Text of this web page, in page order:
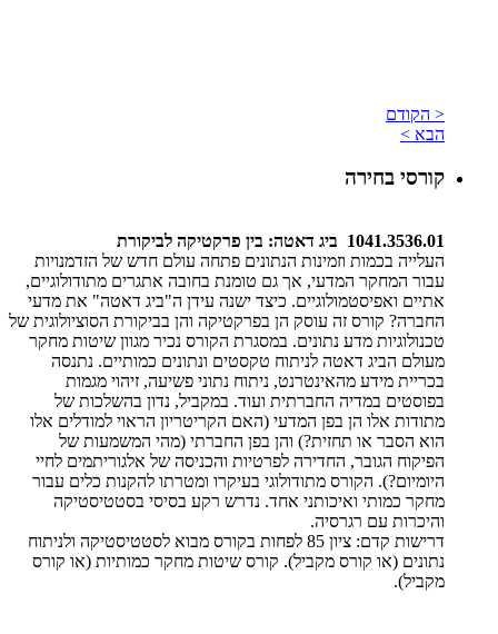
< הקודם
הבא >
קורסי בחירה
1041.3536.01 ביג דאטה: בין פרקטיקה לביקורת
העלייה בכמות וזמינות הנתונים פתחה עולם חדש של הזדמנויות
עבור המחקר המדעי, אך גם טומנת בחובה אתגרים מתודולוגיים,
אתיים ואפיסטמולוגיים. כיצד ישנה עידן ה"ביג דאטה" את מדעי
החברה? קורס זה עוסק הן בפרקטיקה והן בביקורת הסוציולוגית של
טכנולוגיות מדע נתונים. במסגרת הקורס נכיר מגוון שיטות מחקר
מעולם הביג דאטה לניתוח טקסטים ונתונים כמותיים. נתנסה
בכריית מידע מהאינטרנט, ניתוח נתוני פשיעה, זיהוי מגמות
בפוסטים במדיה החברתית ועוד. במקביל, נדון בהשלכות של
מתודות אלו הן בפן המדעי (האם הקריטריון הראוי למודלים אלו
הוא הסבר או תחזית?) והן בפן החברתי (מהי המשמעות של
הפיקוח הגובר, החדירה לפרטיות והכניסה של אלגוריתמים לחיי
היומיום?). הקורס מתודולוגי בעיקרו ומטרתו להקנות כלים עבור
מחקר כמותי ואיכותני אחד. נדרש רקע בסיסי בסטטיסטיקה
והיכרות עם רגרסיה.
​דרישות קדם: ציון 85 לפחות בקורס מבוא לסטטיסטיקה ולניתוח
נתונים (או קורס מקביל). קורס שיטות מחקר כמותיות (או קורס
מקביל).